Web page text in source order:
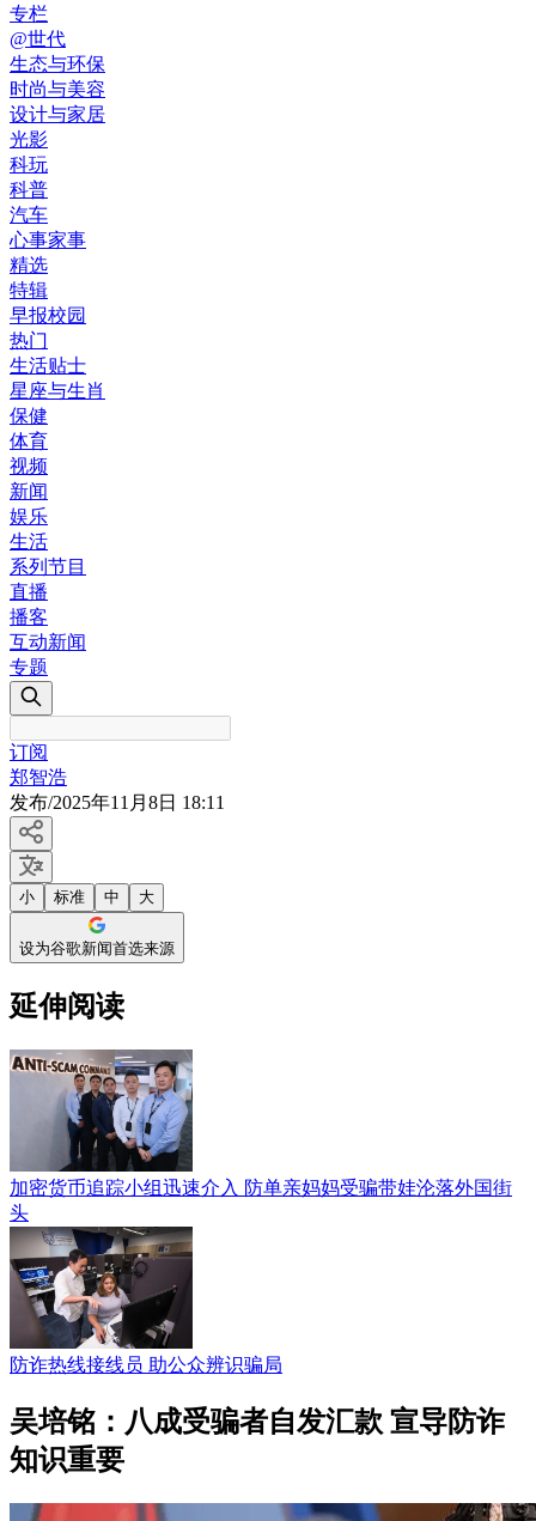
专栏
@世代
生态与环保
时尚与美容
设计与家居
光影
科玩
科普
汽车
心事家事
精选
特辑
早报校园
热门
生活贴士
星座与生肖
保健
体育
视频
新闻
娱乐
生活
系列节目
直播
播客
互动新闻
专题
订阅
郑智浩
发布/2025年11月8日 18:11
小 标准 中 大
设为谷歌新闻首选来源
延伸阅读
加密货币追踪小组迅速介入 防单亲妈妈受骗带娃沦落外国街
头
防诈热线接线员 助公众辨识骗局
吴培铭：八成受骗者自发汇款 宣导防诈
知识重要